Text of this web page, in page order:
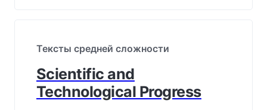
Тексты средней сложности
Scientific and
Technological Progress